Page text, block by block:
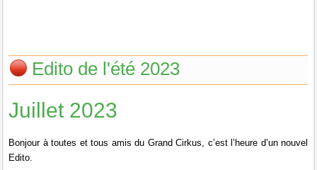
Edito de l'été 2023
Juillet 2023
Bonjour à toutes et tous amis du Grand Cirkus, c’est l’heure d’un nouvel
Edito.